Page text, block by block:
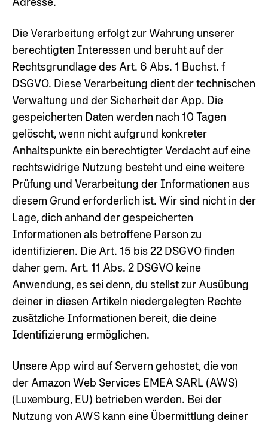
Die Verarbeitung erfolgt zur Wahrung unserer
berechtigten Interessen und beruht auf der
Rechtsgrundlage des Art. 6 Abs. 1 Buchst. f
DSGVO. Diese Verarbeitung dient der technischen
Verwaltung und der Sicherheit der App. Die
gespeicherten Daten werden nach 10 Tagen
gelöscht, wenn nicht aufgrund konkreter
Anhaltspunkte ein berechtigter Verdacht auf eine
rechtswidrige Nutzung besteht und eine weitere
Prüfung und Verarbeitung der Informationen aus
diesem Grund erforderlich ist. Wir sind nicht in der
Lage, dich anhand der gespeicherten
Informationen als betroffene Person zu
identifizieren. Die Art. 15 bis 22 DSGVO finden
daher gem. Art. 11 Abs. 2 DSGVO keine
Anwendung, es sei denn, du stellst zur Ausübung
deiner in diesen Artikeln niedergelegten Rechte
zusätzliche Informationen bereit, die deine
Identifizierung ermöglichen.
Unsere App wird auf Servern gehostet, die von
der Amazon Web Services EMEA SARL (AWS)
(Luxemburg, EU) betrieben werden. Bei der
Nutzung von AWS kann eine Übermittlung deiner